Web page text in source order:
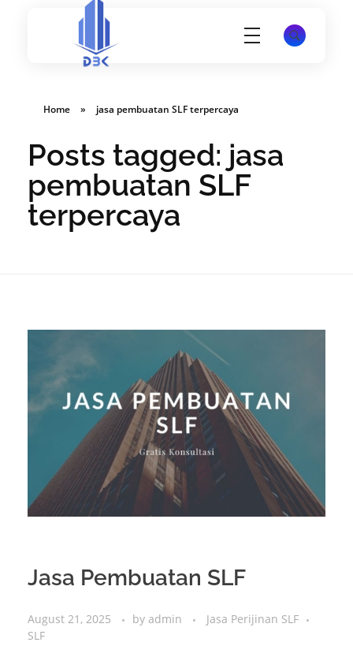
Home » jasa pembuatan SLF terpercaya
Posts tagged: jasa
pembuatan SLF
terpercaya
Jasa Pembuatan SLF
August 21, 2025 by admin
Jasa Perijinan SLF
SLF